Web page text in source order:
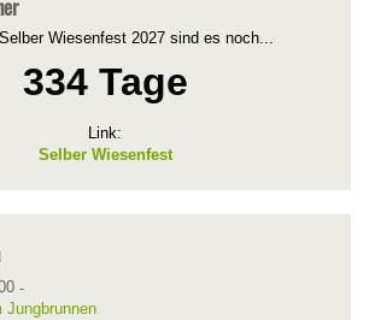
Wiesenfest 2027 sind es noch...
334 Tage
Link:
Selber Wiesenfest
-
Jungbrunnen